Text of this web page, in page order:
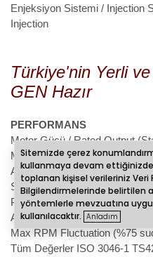
Enjeksiyon Sistemi / Injection
Injection
Türkiye'nin Yerli
GEN Hazır
PERFORMANS
Motor Gücü / Rated Output
Motor Gücü / Continous
Alternator Cikis Gücü /
Stand By
Prime
Ani Devir Dalgalanması (%75
Max RPM Fluctuation (%75
Tüm Değerler ISO 3046-1
Sitemizde çerez
kullanmaya devam
toplanan kişisel verileriniz Veri
Bilgilendirmelerinde belirtilen
yöntemlerle mevzuatına
kullanılacaktır. Anladım